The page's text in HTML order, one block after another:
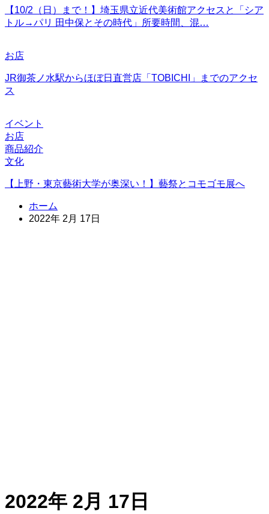
【10/2（日）まで！】埼玉県立近代美術館アクセスと「シア
トル→パリ 田中保とその時代」所要時間、混…
お店
JR御茶ノ水駅からほぼ日直営店「TOBICHI」までのアクセ
ス
イベント
お店
商品紹介
文化
【上野・東京藝術大学が奥深い！】藝祭とコモゴモ展へ
ホーム
2022年 2月 17日
2022年 2月 17日